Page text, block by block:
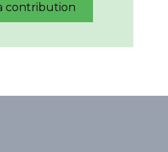
contribution